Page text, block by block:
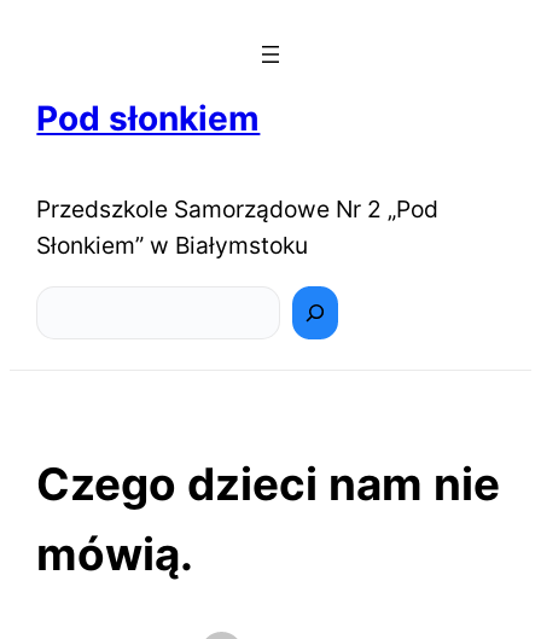
Pod słonkiem
Przedszkole Samorządowe Nr 2 „Pod
Słonkiem” w Białymstoku
Czego dzieci nam nie
mówią.